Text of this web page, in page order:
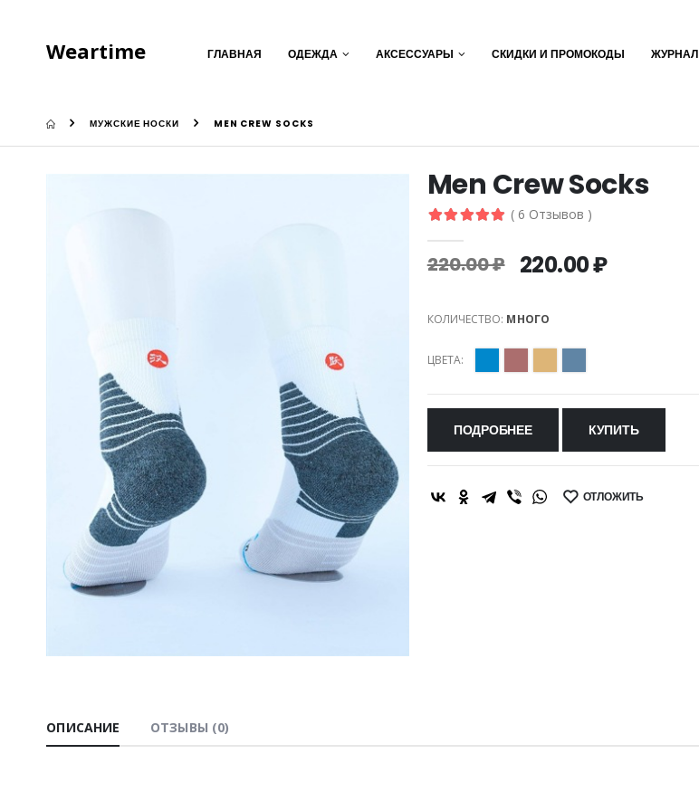
Weartime ГЛАВНАЯ ОДЕЖДА АКСЕССУАРЫ СКИДКИ И ПРОМОКОДЫ ЖУРНАЛ
МУЖСКИЕ НОСКИ MEN CREW SOCKS
Men Crew Socks
( 6 Отзывов )
220.00 ₽ 220.00 ₽
КОЛИЧЕСТВО: МНОГО
ЦВЕТА:
ПОДРОБНЕЕ КУПИТЬ
SHARE: ОТЛОЖИТЬ
ОПИСАНИЕ ОТЗЫВЫ (0)